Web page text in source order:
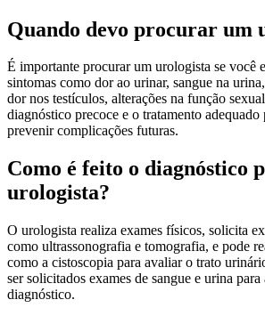
Quando devo procurar um
É importante procurar um urologista se você
sintomas como dor ao urinar, sangue na
dor nos testículos, alterações na função
diagnóstico precoce e o tratamento adequado
prevenir complicações futuras.
Como é feito o diagnóstico
urologista?
O urologista realiza exames físicos, solicita
como ultrassonografia e tomografia, e pode
como a cistoscopia para avaliar o trato
ser solicitados exames de sangue e urina
diagnóstico.